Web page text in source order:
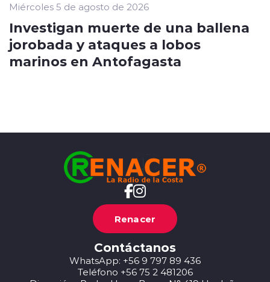
Miércoles 5 de agosto de 2026
Investigan muerte de una ballena
jorobada y ataques a lobos
marinos en Antofagasta
Renacer
Contáctanos
WhatsApp: +56 9 797 89 436
Teléfono +56 75 2 481206